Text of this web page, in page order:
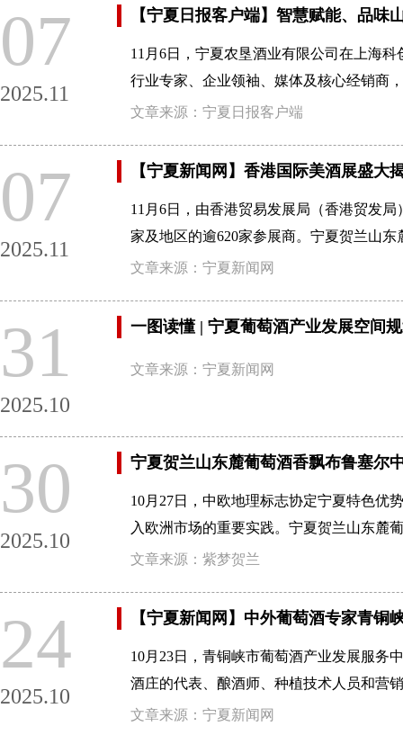
07
2025.11
【宁夏日报客户端】智慧赋能、品
11月6日，宁夏农垦酒业有限公司在上海
行业专家、企业领袖、媒体及核心经销商
文章来源：宁夏日报客户端
07
2025.11
【宁夏新闻网】香港国际美酒展盛
11月6日，由香港贸易发展局（香港贸发
家及地区的逾620家参展商。宁夏贺兰山
文章来源：宁夏新闻网
31
2025.10
一图读懂 | 宁夏葡萄酒产业发展空间
文章来源：宁夏新闻网
30
2025.10
宁夏贺兰山东麓葡萄酒香飘布鲁塞尔
10月27日，中欧地理标志协定宁夏特色优
入欧洲市场的重要实践。宁夏贺兰山东麓
文章来源：紫梦贺兰
24
2025.10
【宁夏新闻网】中外葡萄酒专家青铜
10月23日，青铜峡市葡萄酒产业发展服务
酒庄的代表、酿酒师、种植技术人员和营
文章来源：宁夏新闻网